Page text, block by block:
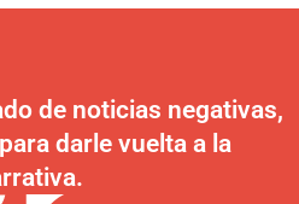
de noticias negativas,
darle vuelta a la